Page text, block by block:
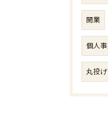
開業
個人
丸投げ